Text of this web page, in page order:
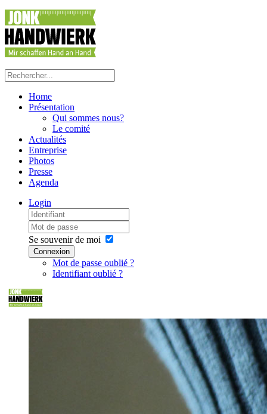
Home
Présentation
Qui sommes nous?
Le comité
Actualités
Entreprise
Photos
Presse
Agenda
Login
Se souvenir de moi
Connexion
Mot de passe oublié ?
Identifiant oublié ?